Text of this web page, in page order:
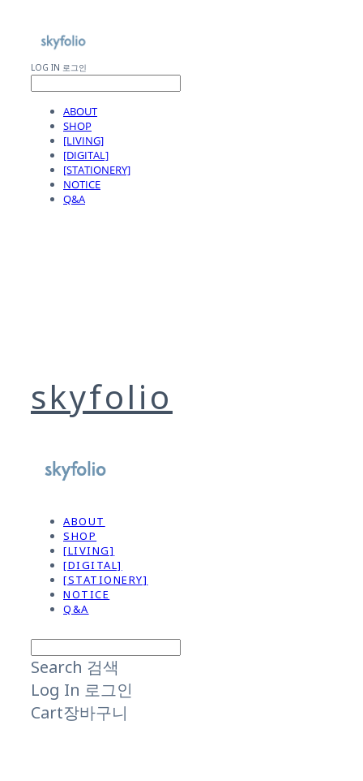
LOG IN 로그인
ABOUT
SHOP
[LIVING]
[DIGITAL]
[STATIONERY]
NOTICE
Q&A
skyfolio
ABOUT
SHOP
[LIVING]
[DIGITAL]
[STATIONERY]
NOTICE
Q&A
Search 검색
Log In 로그인
Cart장바구니